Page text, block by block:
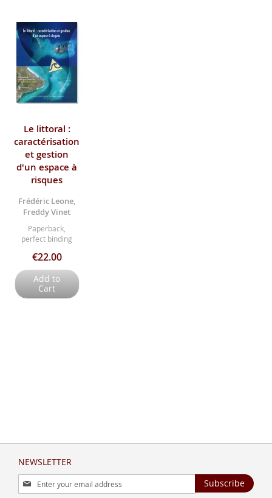
Le littoral :
caractérisation
et gestion
d'un espace à
risques
Frédéric Leone,
Freddy Vinet
Paperback,
perfect binding
€22.00
Add to
Cart
NEWSLETTER
Sign
Up
Subscribe